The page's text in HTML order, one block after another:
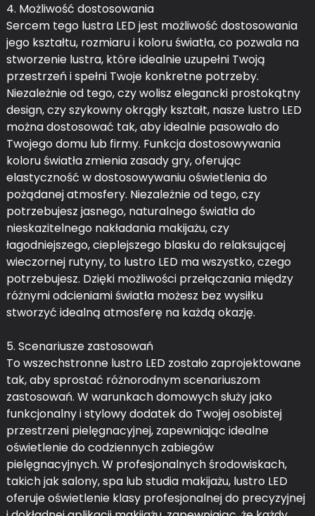
4. Możliwość dostosowania
Sercem tego lustra LED jest możliwość dostosowania
jego kształtu, rozmiaru i koloru światła, co pozwala na
stworzenie lustra, które idealnie uzupełni Twoją
przestrzeń i spełni Twoje konkretne potrzeby.
Niezależnie od tego, czy wolisz elegancki prostokątny
design, czy szykowny okrągły kształt, nasze lustro LED
można dostosować tak, aby idealnie pasowało do
Twojego domu lub firmy. Funkcja dostosowywania
koloru światła zmienia zasady gry, oferując
elastyczność w dostosowywaniu oświetlenia do
pożądanej atmosfery. Niezależnie od tego, czy
potrzebujesz jasnego, naturalnego światła do
nieskazitelnego nakładania makijażu, czy
łagodniejszego, cieplejszego blasku do relaksującej
wieczornej rutyny, to lustro LED ma wszystko, czego
potrzebujesz. Dzięki możliwości przełączania między
różnymi odcieniami światła możesz bez wysiłku
stworzyć idealną atmosferę na każdą okazję.
5. Scenariusze zastosowań
To wszechstronne lustro LED zostało zaprojektowane
tak, aby sprostać różnorodnym scenariuszom
zastosowań. W warunkach domowych służy jako
funkcjonalny i stylowy dodatek do Twojej osobistej
przestrzeni pielęgnacyjnej, zapewniając idealne
oświetlenie do codziennych zabiegów
pielęgnacyjnych. W profesjonalnych środowiskach,
takich jak salony, spa lub studia makijażu, lustro LED
oferuje oświetlenie klasy profesjonalnej do precyzyjnej